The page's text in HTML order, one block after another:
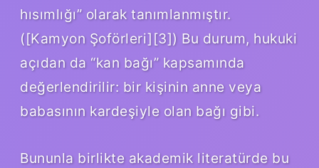
hısımlığı” olarak tanımlanmıştır.
([Kamyon Şoförleri][3]) Bu durum, hukuki
açıdan da “kan bağı” kapsamında
değerlendirilir: bir kişinin anne veya
babasının kardeşiyle olan bağı gibi.
Bununla birlikte akademik literatürde bu